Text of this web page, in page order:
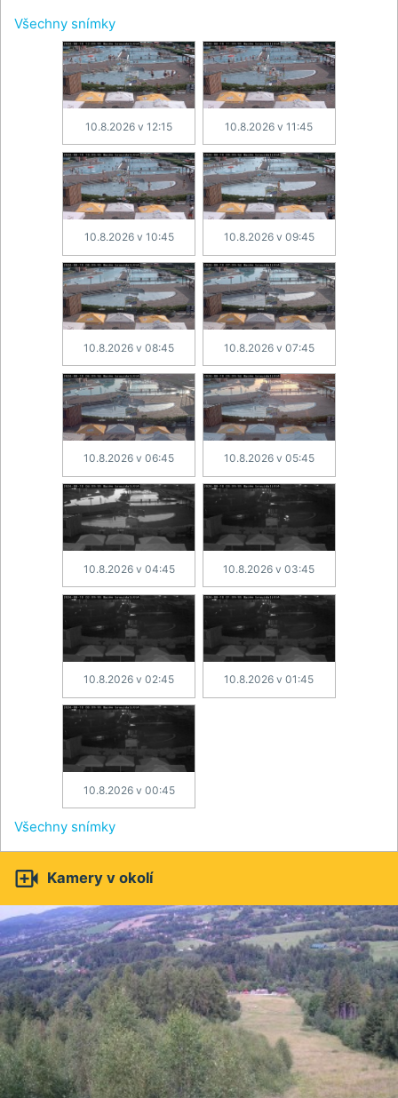
Všechny snímky
10.8.2026 v 12:15 10.8.2026 v 11:45
10.8.2026 v 10:45 10.8.2026 v 09:45
10.8.2026 v 08:45 10.8.2026 v 07:45
10.8.2026 v 06:45 10.8.2026 v 05:45
10.8.2026 v 04:45 10.8.2026 v 03:45
10.8.2026 v 02:45 10.8.2026 v 01:45
10.8.2026 v 00:45
Všechny snímky
 Kamery v okolí